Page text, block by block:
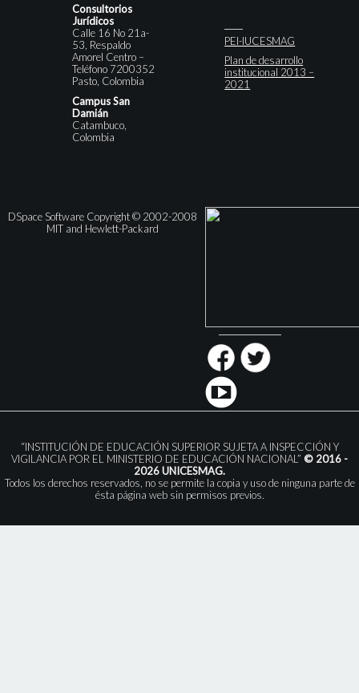
Consultorios
Jurídicos
Calle 16 No 21a-
53, Respaldo
Amorel Centro –
Teléfono 7200352
Pasto, Colombia
Campus San
Damián
Catambuco,
Colombia
PEI-IUCESMAG
Plan de desarrollo
institucional 2013 –
2021
DSpace Software Copyright © 2002-2008
MIT and Hewlett-Packard
“INSTITUCIÓN DE EDUCACIÓN SUPERIOR SUJETA A INSPECCIÓN Y
VIGILANCIA POR EL MINISTERIO DE EDUCACIÓN NACIONAL” © 2016 -
2026 UNICESMAG.
Todos los derechos reservados, no se permite la copia y uso de ninguna parte de
ésta página web sin permisos previos.